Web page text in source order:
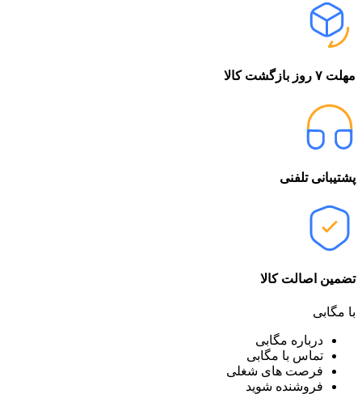
مهلت ۷ روز بازگشت کالا
پشتیبانی تلفنی
تضمین اصالت کالا
با مگابی
درباره مگابی
تماس با مگابی
فرصت های شغلی
فروشنده شوید